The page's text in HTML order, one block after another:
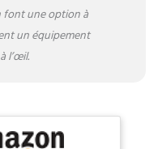
est étanche,
à l'huile et facile à
La surface peut
pas pour les soins
font une option à
un équipement
l’œil.